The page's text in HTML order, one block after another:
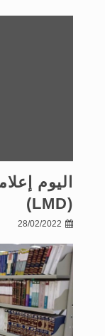
اليوم
(LMD)
28/02/2022